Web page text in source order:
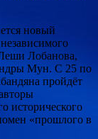
новый
Лобанова,
Мун. С 25 по
пройдёт
исторического
«прошлого в